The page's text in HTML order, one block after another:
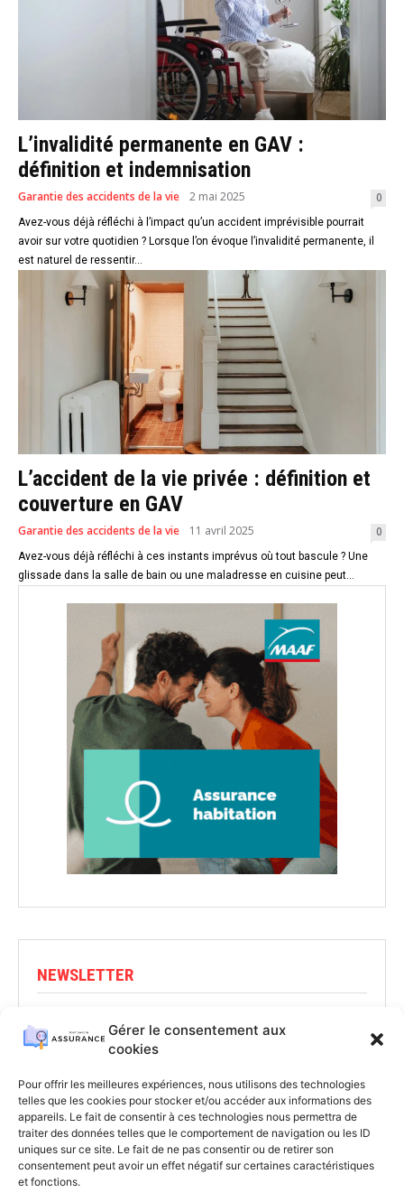
Gérer le consentement aux
cookies
Pour offrir les meilleures expériences, nous utilisons des technologies
telles que les cookies pour stocker et/ou accéder aux informations des
appareils. Le fait de consentir à ces technologies nous permettra de
traiter des données telles que le comportement de navigation ou les ID
uniques sur ce site. Le fait de ne pas consentir ou de retirer son
consentement peut avoir un effet négatif sur certaines caractéristiques
et fonctions.
L’invalidité permanente en GAV :
définition et indemnisation
Garantie des accidents de la vie 2 mai 2025 0
Avez-vous déjà réfléchi à l’impact qu’un accident imprévisible pourrait
avoir sur votre quotidien ? Lorsque l’on évoque l’invalidité permanente, il
est naturel de ressentir...
L’accident de la vie privée : définition et
couverture en GAV
Garantie des accidents de la vie 11 avril 2025 0
Avez-vous déjà réfléchi à ces instants imprévus où tout bascule ? Une
glissade dans la salle de bain ou une maladresse en cuisine peut...
NEWSLETTER